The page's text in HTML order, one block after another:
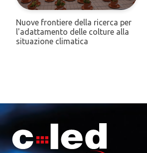
Nuove frontiere della ricerca per
l'adattamento delle colture alla
situazione climatica